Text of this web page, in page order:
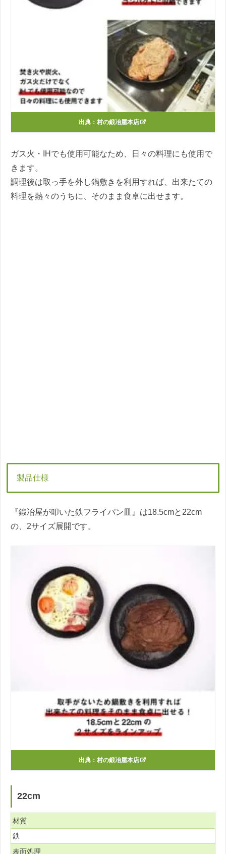
出典： 村の鍛冶屋本店
ガス火・IHでも使用可能なため、日々の料理にも使用で
きます。
調理後は取っ手を外し鍋敷きを利用すれば、出来たての
料理を熱々のうちに、そのまま食卓に出せます。
製品仕様
『鍛冶屋が叩いた鉄フライパン皿』は18.5cmと22cm
の、2サイズ展開です。
出典： 村の鍛冶屋本店
22cm
材質
鉄
表面処理